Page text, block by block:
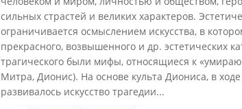
сильных страстей и великих характеров.
ограничивается осмыслением искусства, в
прекрасного, возвышенного и др. эстетических
трагического были мифы, относящиеся к
Митра, Дионис). На основе культа Диониса, в
развивалось искусство трагедии...